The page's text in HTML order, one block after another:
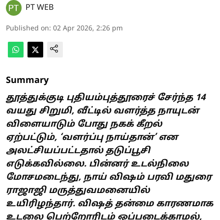
PT WEB
Published on: 02 Apr 2026, 2:26 pm
Summary
தூத்துக்குடி புதியம்புத்தூரைச் சேர்ந்த 14
வயது சிறுமி, வீட்டில் வளர்த்த நாயுடன்
விளையாடும் போது நகக் கீறல்
ஏற்பட்டும், ‘வளர்ப்பு நாய்தான்’ என
அலட்சியப்பட்டதால் தடுப்பூசி
எடுக்கவில்லை. பின்னர் உடல்நிலை
மோசமடைந்து, நாய் விஷம் பரவி மதுரை
ராஜாஜி மருத்துவமனையில்
உயிரிழந்தார். விஷத் தன்மை காரணமாக
உடலை பெற்றோரிடம் ஒப்படைக்காமல்,